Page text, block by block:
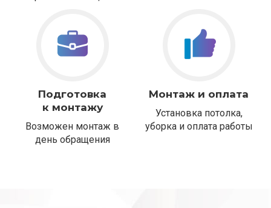
Подготовка
к монтажу
Возможен монтаж в
день обращения
Монтаж и оплата
Установка потолка,
уборка и оплата работы